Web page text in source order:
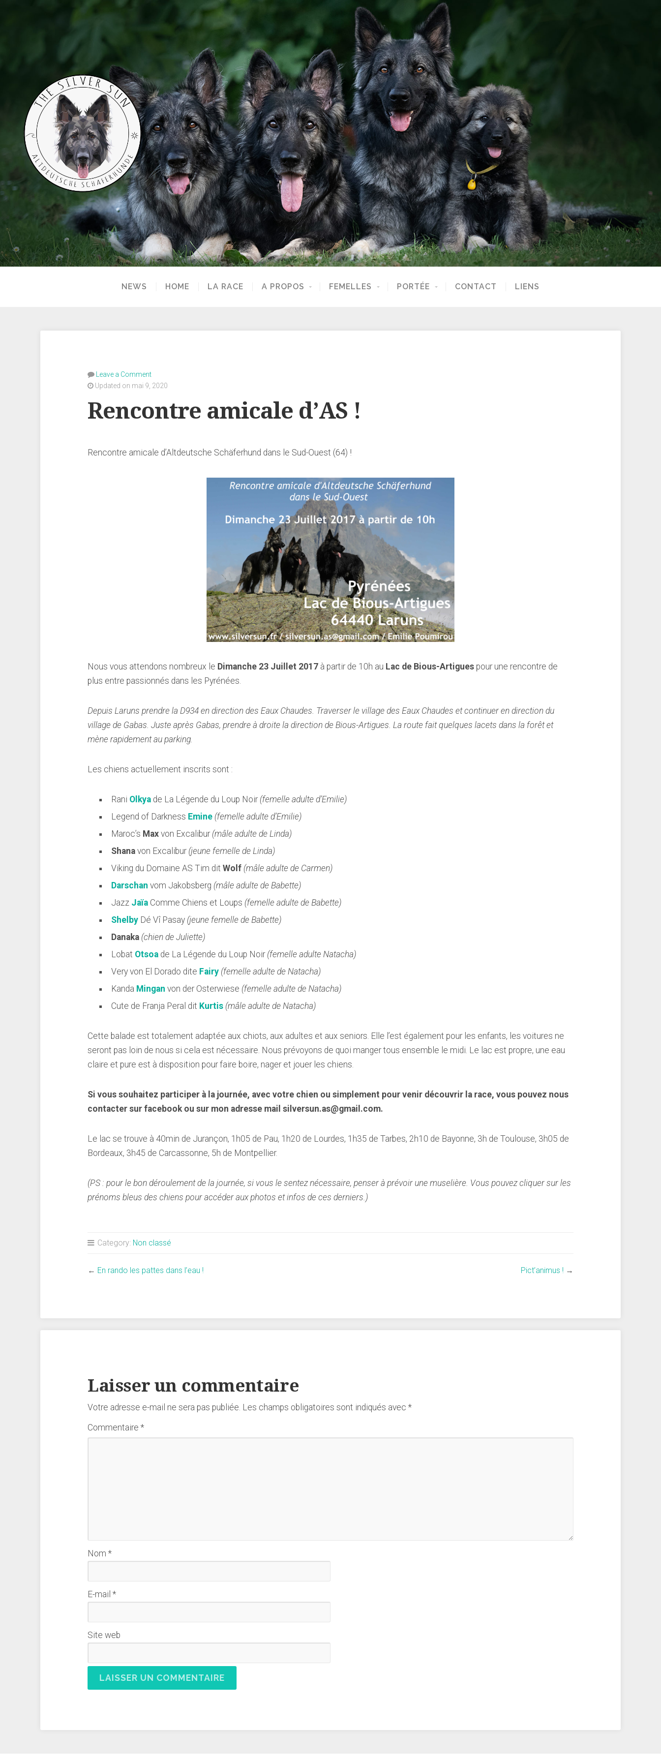
NEWS HOME LA RACE A PROPOS FEMELLES PORTÉE CONTACT LIENS
Leave a Comment
Updated on mai 9, 2020
Rencontre amicale d’AS !
Rencontre amicale d’Altdeutsche Schäferhund dans le Sud-Ouest (64) !
Nous vous attendons nombreux le Dimanche 23 Juillet 2017 à partir de 10h au Lac de Bious-Artigues pour une rencontre de
plus entre passionnés dans les Pyrénées.
Depuis Laruns prendre la D934 en direction des Eaux Chaudes. Traverser le village des Eaux Chaudes et continuer en direction du
village de Gabas. Juste après Gabas, prendre à droite la direction de Bious-Artigues. La route fait quelques lacets dans la forêt et
mène rapidement au parking.
Les chiens actuellement inscrits sont :
Rani Olkyade La Légende du Loup Noir (femelle adulte d’Emilie)
Legend of Darkness Emine (femelle adulte d’Emilie)
Maroc’s Maxvon Excalibur (mâle adulte de Linda)
Shanavon Excalibur (jeune femelle de Linda)
Viking du Domaine AS Tim dit Wolf (mâle adulte de Carmen)
Darschan vom Jakobsberg (mâle adulte de Babette)
Jazz JaïaComme Chiens et Loups (femelle adulte de Babette)
ShelbyDé Vî Pasay (jeune femelle de Babette)
Danaka (chien de Juliette)
Lobat Otsoade La Légende du Loup Noir (femelle adulte Natacha)
Very von El Dorado dite Fairy (femelle adulte de Natacha)
Kanda Mingan von der Osterwiese (femelle adulte de Natacha)
Cute de Franja Peral dit Kurtis (mâle adulte de Natacha)
Cette balade est totalement adaptée aux chiots, aux adultes et aux seniors. Elle l’est également pour les enfants, les voitures ne
seront pas loin de nous si cela est nécessaire. Nous prévoyons de quoi manger tous ensemble le midi. Le lac est propre, une eau
claire et pure est à disposition pour faire boire, nager et jouer les chiens.
Si vous souhaitez participer à la journée, avec votre chien ou simplement pour venir découvrir la race, vous pouvez nous
contacter sur facebook ou sur mon adresse mail silversun.as@gmail.com.
Le lac se trouve à 40min de Jurançon, 1h05 de Pau, 1h20 de Lourdes, 1h35 de Tarbes, 2h10 de Bayonne, 3h de Toulouse, 3h05 de
Bordeaux, 3h45 de Carcassonne, 5h de Montpellier.
(PS : pour le bon déroulement de la journée, si vous le sentez nécessaire, penser à prévoir une muselière. Vous pouvez cliquer sur les
prénoms bleus des chiens pour accéder aux photos et infos de ces derniers.)
Category: Non classé
← En rando les pattes dans l’eau ! Pict’animus ! →
Laisser un commentaire
Votre adresse e-mail ne sera pas publiée. Les champs obligatoires sont indiqués avec *
Commentaire *
Nom *
E-mail *
Site web